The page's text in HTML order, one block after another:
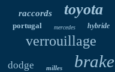
raccords toyota
portugal mercedes hybride
verrouillage
dodge milles brake